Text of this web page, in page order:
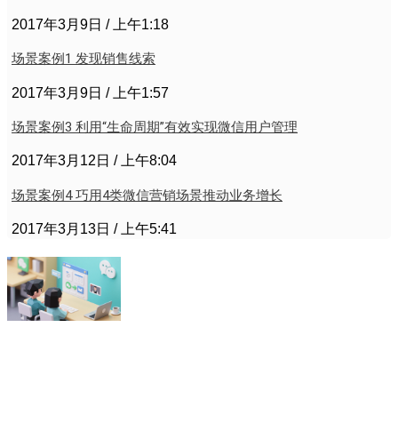
2017年3月9日 上午1:18
场景案例1 发现销售线索
2017年3月9日 上午1:57
场景案例3 利用“生命周期”有效实现微信用户管理
2017年3月12日 上午8:04
场景案例4 巧用4类微信营销场景推动业务增长
2017年3月13日 上午5:41